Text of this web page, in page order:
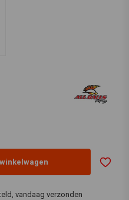
vandaag verzonden